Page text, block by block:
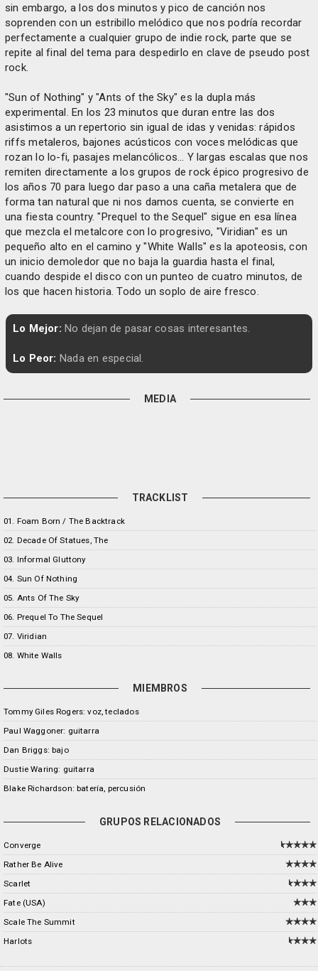
sin embargo, a los dos minutos y pico de canción nos
soprenden con un estribillo melódico que nos podría recordar
perfectamente a cualquier grupo de indie rock, parte que se
repite al final del tema para despedirlo en clave de pseudo post
rock.
"Sun of Nothing" y "Ants of the Sky" es la dupla más
experimental. En los 23 minutos que duran entre las dos
asistimos a un repertorio sin igual de idas y venidas: rápidos
riffs metaleros, bajones acústicos con voces melódicas que
rozan lo lo-fi, pasajes melancólicos… Y largas escalas que nos
remiten directamente a los grupos de rock épico progresivo de
los años 70 para luego dar paso a una caña metalera que de
forma tan natural que ni nos damos cuenta, se convierte en
una fiesta country. "Prequel to the Sequel" sigue en esa línea
que mezcla el metalcore con lo progresivo, "Viridian" es un
pequeño alto en el camino y "White Walls" es la apoteosis, con
un inicio demoledor que no baja la guardia hasta el final,
cuando despide el disco con un punteo de cuatro minutos, de
los que hacen historia. Todo un soplo de aire fresco.
Lo Mejor: No dejan de pasar cosas interesantes.
Lo Peor: Nada en especial.
MEDIA
TRACKLIST
01. Foam Born / The Backtrack
02. Decade Of Statues, The
03. Informal Gluttony
04. Sun Of Nothing
05. Ants Of The Sky
06. Prequel To The Sequel
07. Viridian
08. White Walls
MIEMBROS
Tommy Giles Rogers: voz, teclados
Paul Waggoner: guitarra
Dan Briggs: bajo
Dustie Waring: guitarra
Blake Richardson: batería, percusión
GRUPOS RELACIONADOS
Converge
Rather Be Alive
Scarlet
Fate (USA)
Scale The Summit
Harlots